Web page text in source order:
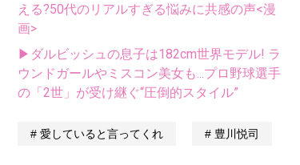
える?50代のリアルすぎる悩みに共感の声<漫
画>
▶ダルビッシュの息子は182cm世界モデル! ラ
ウンドガールやミスコン美女も...プロ野球選手
の「2世」が受け継ぐ“圧倒的スタイル”
愛していると言ってくれ 豊川悦司